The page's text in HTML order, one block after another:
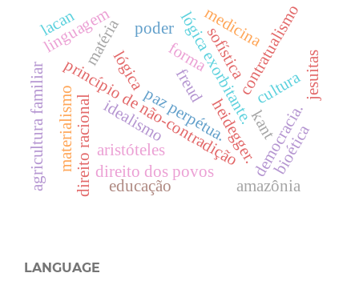
lógica
princípio de não-contradição
lógica exorbitante.kant
direito racional direito dos povos
contratualismo
paz perpétua.
idealismo
materialismo
forma
matéria
democracia.
linguagem
aristóteles
sofística
heidegger.
culturajesuitas
educação
agricultura familiar bioética
medicina
poder
freud
lacan
amazônia
LANGUAGE